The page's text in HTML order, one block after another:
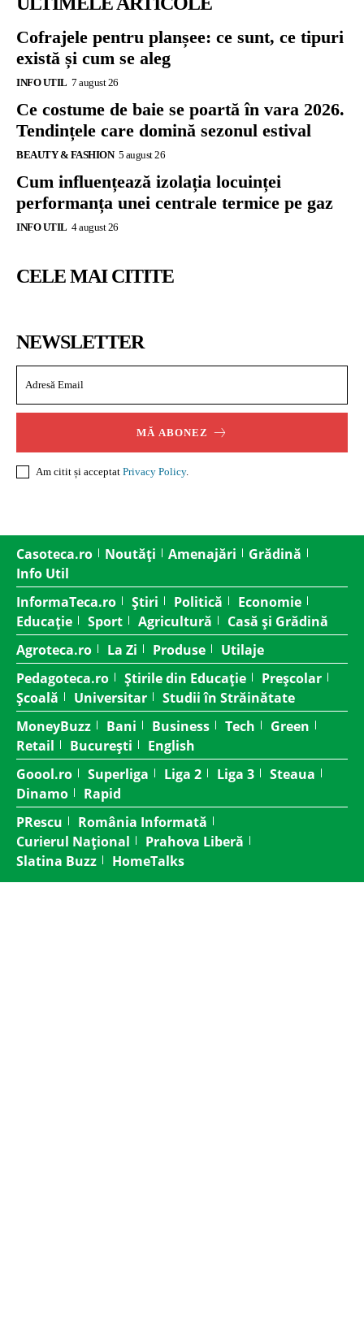
Cofrajele pentru planșee: ce sunt, ce tipuri
există și cum se aleg
INFO UTIL 7 august 26
Ce costume de baie se poartă în vara 2026.
Tendințele care domină sezonul estival
BEAUTY & FASHION 5 august 26
Cum influențează izolația locuinței
performanța unei centrale termice pe gaz
INFO UTIL 4 august 26
CELE MAI CITITE
NEWSLETTER
MĂ ABONEZ
Am citit și acceptat Privacy Policy.
Casoteca.ro Noutăți Amenajări
Grădină
Info Util
InformaTeca.ro
Știri Politică
Economie
Educație
Sport Agricultură
Casă și Grădină
Agroteca.ro
La Zi Produse
Utilaje
Pedagoteca.ro
Știrile din Educație
Preșcolar
Școală
Universitar
Studii în Străinătate
MoneyBuzz
Bani Business Tech
Green
Retail
București
English
Goool.ro
Superliga Liga 2 Liga 3
Steaua
Dinamo
Rapid
PRescu
România Informată
Curierul Național
Prahova Liberă
Slatina Buzz
HomeTalks